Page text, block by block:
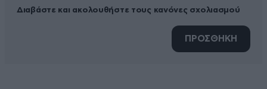
Διαβάστε και ακολουθήστε τους κανόνες σχολιασμού
ΠΡΟΣΘΗΚΗ